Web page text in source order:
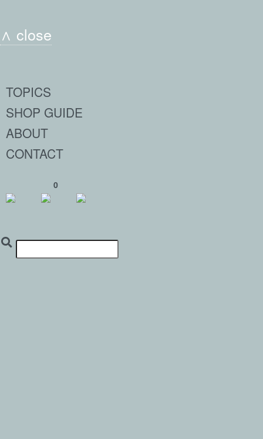
∧ close
TOPICS
SHOP GUIDE
ABOUT
CONTACT
0